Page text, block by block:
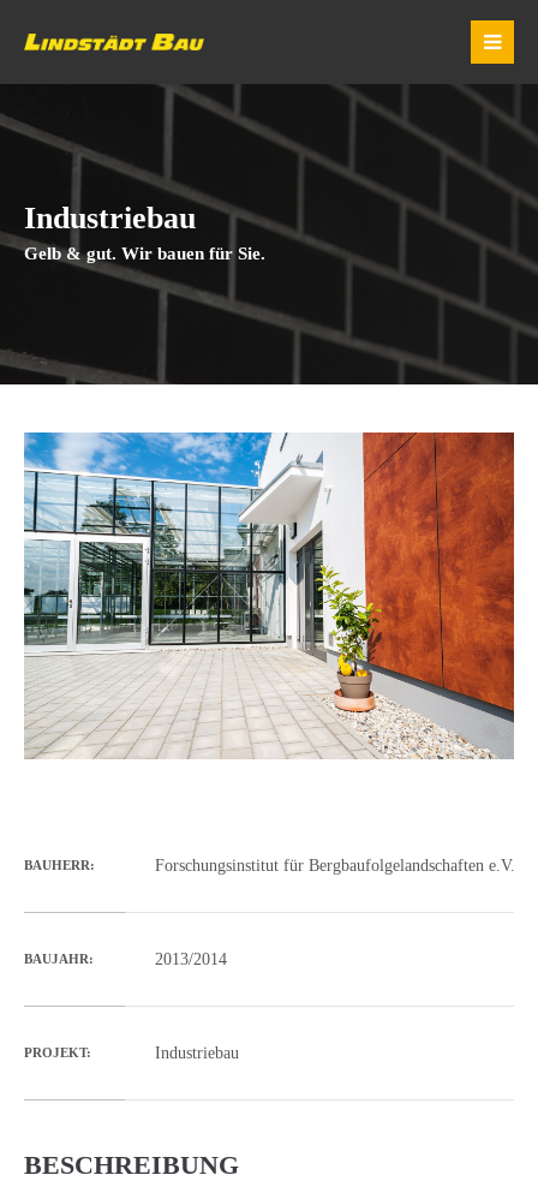
Industriebau
Gelb & gut. Wir bauen für Sie.
BAUHERR: Forschungsinstitut für Bergbaufolgelandschaften e.V.
BAUJAHR: 2013/2014
PROJEKT: Industriebau
BESCHREIBUNG